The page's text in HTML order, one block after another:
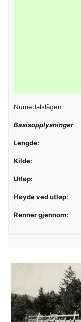
Numedalslågen
Basisopplysninger
Lengde:
Kilde:
Utløp:
Høyde ved utløp:
Renner gjennom: